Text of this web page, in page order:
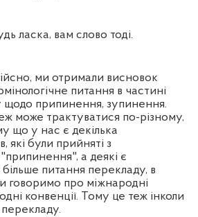
ласка, вам слово тоді.
ми отримали висновок
питання в частині
щодо припинення, зупинення.
може трактуватися по-різному,
що у нас є декілька
які були прийняті з
а деякі є
питання перекладу, в
говоримо про міжнародні
конвенції. Тому це теж інколи